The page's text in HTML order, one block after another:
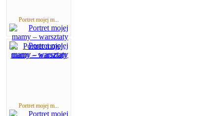
Portret mojej m...
Portret mojej m...